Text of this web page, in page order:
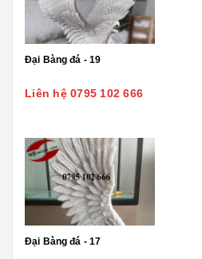
Đại Bàng đá - 19
Liên hệ 0795 102 666
Đại Bàng đá - 17